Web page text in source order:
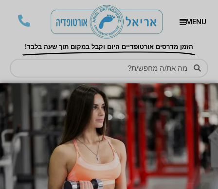
MENU
הזמן מדרסים אורטופדיים היום וקבל במקום תוך שעה בלבד!